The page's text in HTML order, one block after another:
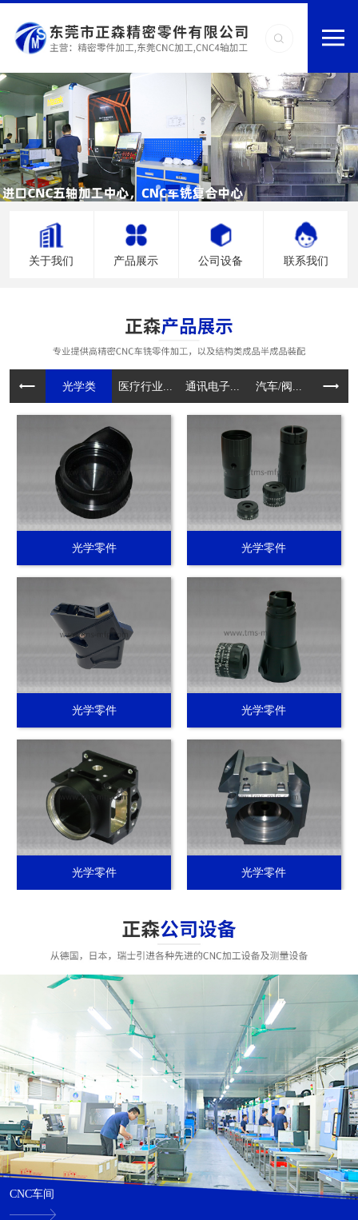
关于我们 产品展示 公司设备 联系我们
光学类 医疗行业... 通讯电子... 汽车/阀... 电动工
光学零件 光学零件
光学零件 光学零件
光学零件 光学零件
CNC车间